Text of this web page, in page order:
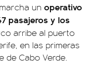
un operativo
pasajeros y los
arribe al puerto
en las primeras
de Cabo Verde.